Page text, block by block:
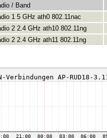
/ Band
1 5 GHz ath0 802.11nac
2 2.4 GHz ath10 802.11ng
2 2.4 GHz ath11 802.11ng